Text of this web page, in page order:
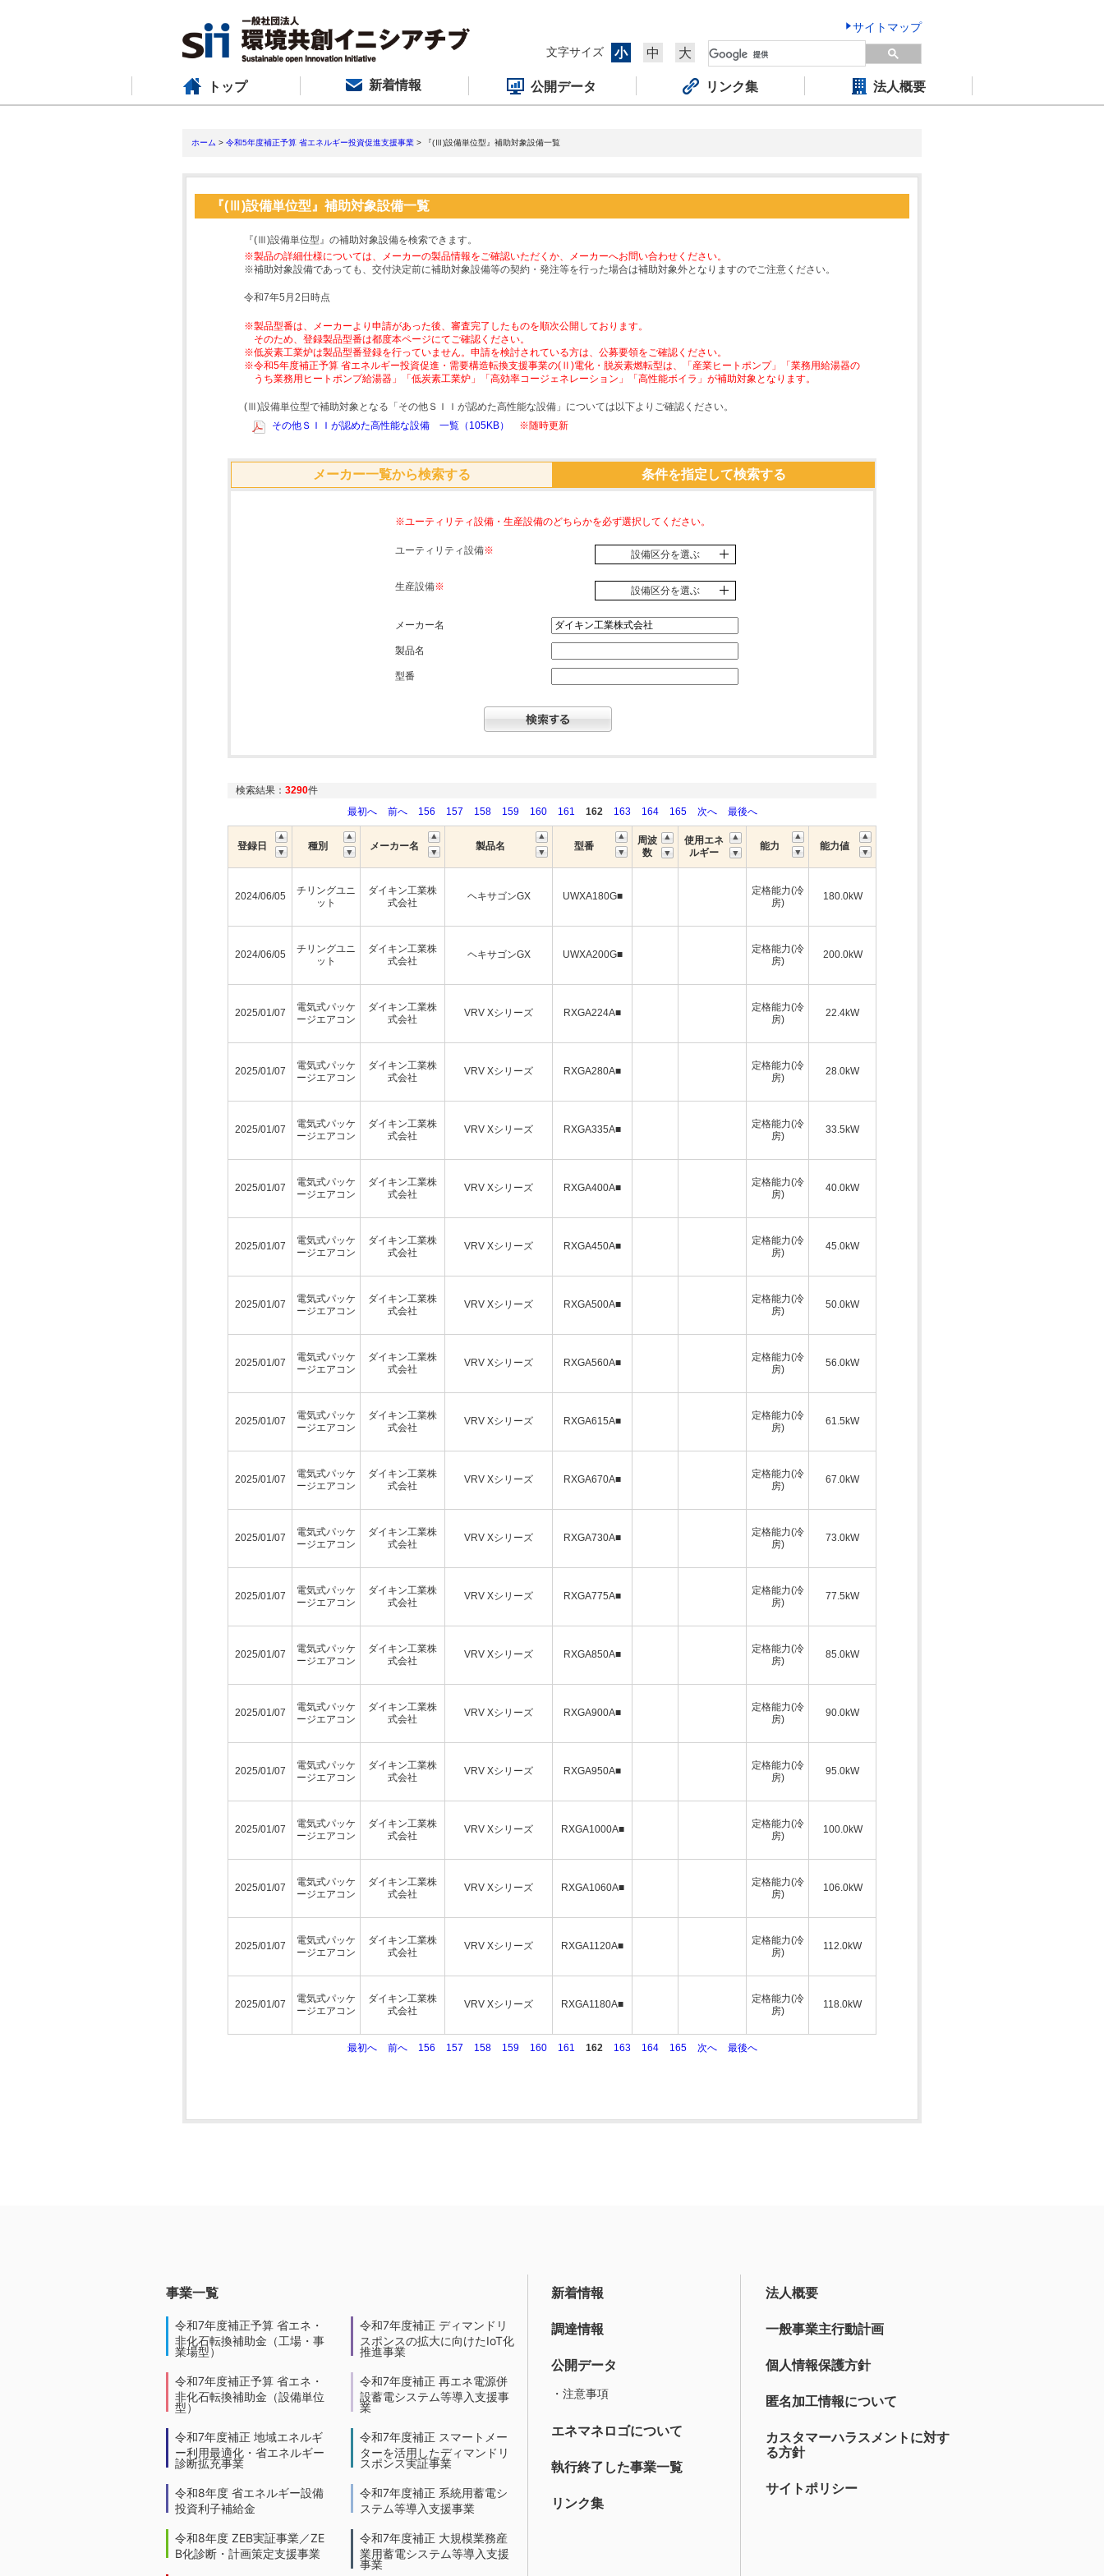
サイトマップ
文字サイズ
小 中 大
トップ 新着情報 公開データ リンク集 法人概要
ホーム > 令和5年度補正予算 省エネルギー投資促進支援事業 > 『(Ⅲ)設備単位型』補助対象設備一覧
『(Ⅲ)設備単位型』補助対象設備一覧
『(Ⅲ)設備単位型』の補助対象設備を検索できます。
※製品の詳細仕様については、メーカーの製品情報をご確認いただくか、メーカーへお問い合わせください。
※補助対象設備であっても、交付決定前に補助対象設備等の契約・発注等を行った場合は補助対象外となりますのでご注意ください。
令和7年5月2日時点
※製品型番は、メーカーより申請があった後、審査完了したものを順次公開しております。
そのため、登録製品型番は都度本ページにてご確認ください。
※低炭素工業炉は製品型番登録を行っていません。申請を検討されている方は、公募要領をご確認ください。
※令和5年度補正予算 省エネルギー投資促進・需要構造転換支援事業の(Ⅱ)電化・脱炭素燃転型は、「産業ヒートポンプ」「業務用給湯器の
うち業務用ヒートポンプ給湯器」「低炭素工業炉」「高効率コージェネレーション」「高性能ボイラ」が補助対象となります。
(Ⅲ)設備単位型で補助対象となる「その他ＳＩＩが認めた高性能な設備」については以下よりご確認ください。
その他ＳＩＩが認めた高性能な設備 一覧（105KB）
※随時更新
メーカー一覧から検索する 条件を指定して検索する
※ユーティリティ設備・生産設備のどちらかを必ず選択してください。
ユーティリティ設備※ 設備区分を選ぶ
生産設備※ 設備区分を選ぶ
メーカー名
製品名
型番
検索結果： 3290件
最初へ
前へ 156 157 158 159 160 161 162 163 164 165 次へ 最後へ
登録日 種別 メーカー名 製品名 型番
周波
数
使用エネ
ルギー
能力 能力値
2024/06/05
チリングユニ
ット
ダイキン工業株
式会社
ヘキサゴンGX UWXA180G■
定格能力(冷
房)
180.0kW
2024/06/05
チリングユニ
ット
ダイキン工業株
式会社
ヘキサゴンGX UWXA200G■
定格能力(冷
房)
200.0kW
2025/01/07
電気式パッケ
ージエアコン
ダイキン工業株
式会社
VRV Xシリーズ RXGA224A■
定格能力(冷
房)
22.4kW
2025/01/07
電気式パッケ
ージエアコン
ダイキン工業株
式会社
VRV Xシリーズ RXGA280A■
定格能力(冷
房)
28.0kW
2025/01/07
電気式パッケ
ージエアコン
ダイキン工業株
式会社
VRV Xシリーズ RXGA335A■
定格能力(冷
房)
33.5kW
2025/01/07
電気式パッケ
ージエアコン
ダイキン工業株
式会社
VRV Xシリーズ RXGA400A■
定格能力(冷
房)
40.0kW
2025/01/07
電気式パッケ
ージエアコン
ダイキン工業株
式会社
VRV Xシリーズ RXGA450A■
定格能力(冷
房)
45.0kW
2025/01/07
電気式パッケ
ージエアコン
ダイキン工業株
式会社
VRV Xシリーズ RXGA500A■
定格能力(冷
房)
50.0kW
2025/01/07
電気式パッケ
ージエアコン
ダイキン工業株
式会社
VRV Xシリーズ RXGA560A■
定格能力(冷
房)
56.0kW
2025/01/07
電気式パッケ
ージエアコン
ダイキン工業株
式会社
VRV Xシリーズ RXGA615A■
定格能力(冷
房)
61.5kW
2025/01/07
電気式パッケ
ージエアコン
ダイキン工業株
式会社
VRV Xシリーズ RXGA670A■
定格能力(冷
房)
67.0kW
2025/01/07
電気式パッケ
ージエアコン
ダイキン工業株
式会社
VRV Xシリーズ RXGA730A■
定格能力(冷
房)
73.0kW
2025/01/07
電気式パッケ
ージエアコン
ダイキン工業株
式会社
VRV Xシリーズ RXGA775A■
定格能力(冷
房)
77.5kW
2025/01/07
電気式パッケ
ージエアコン
ダイキン工業株
式会社
VRV Xシリーズ RXGA850A■
定格能力(冷
房)
85.0kW
2025/01/07
電気式パッケ
ージエアコン
ダイキン工業株
式会社
VRV Xシリーズ RXGA900A■
定格能力(冷
房)
90.0kW
2025/01/07
電気式パッケ
ージエアコン
ダイキン工業株
式会社
VRV Xシリーズ RXGA950A■
定格能力(冷
房)
95.0kW
2025/01/07
電気式パッケ
ージエアコン
ダイキン工業株
式会社
VRV Xシリーズ RXGA1000A■
定格能力(冷
房)
100.0kW
2025/01/07
電気式パッケ
ージエアコン
ダイキン工業株
式会社
VRV Xシリーズ RXGA1060A■
定格能力(冷
房)
106.0kW
2025/01/07
電気式パッケ
ージエアコン
ダイキン工業株
式会社
VRV Xシリーズ RXGA1120A■
定格能力(冷
房)
112.0kW
2025/01/07
電気式パッケ
ージエアコン
ダイキン工業株
式会社
VRV Xシリーズ RXGA1180A■
定格能力(冷
房)
118.0kW
最初へ 前へ 156 157 158 159 160 161 162 163 164 165 次へ 最後へ
事業一覧
令和7年度補正予算 省エネ・
非化石転換補助金（工場・事
業場型）
令和7年度補正予算 省エネ・
非化石転換補助金（設備単位
型）
令和7年度補正 地域エネルギ
ー利用最適化・省エネルギー
診断拡充事業
令和8年度 省エネルギー設備
投資利子補給金
令和8年度 ZEB実証事業／ZE
B化診断・計画策定支援事業
令和7年度補正 ディマンドリ
スポンスの拡大に向けたIoT化
推進事業
令和7年度補正 再エネ電源併
設蓄電システム等導入支援事
業
令和7年度補正 スマートメー
ターを活用したディマンドリ
スポンス実証事業
令和7年度補正 系統用蓄電シ
ステム等導入支援事業
令和7年度補正 大規模業務産
業用蓄電システム等導入支援
事業
新着情報
調達情報
公開データ
・注意事項
エネマネロゴについて
執行終了した事業一覧
リンク集
法人概要
一般事業主行動計画
個人情報保護方針
匿名加工情報について
カスタマーハラスメントに対す
る方針
サイトポリシー